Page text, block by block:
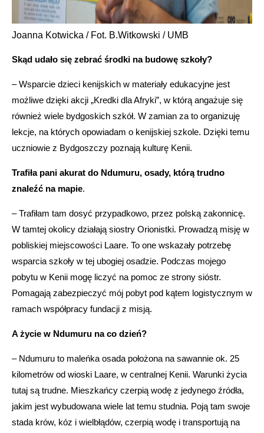
Joanna Kotwicka / Fot. B.Witkowski / UMB
Skąd udało się zebrać środki na budowę szkoły?
– Wsparcie dzieci kenijskich w materiały edukacyjne jest
możliwe dzięki akcji „Kredki dla Afryki”, w którą angażuje się
również wiele bydgoskich szkół. W zamian za to organizuję
lekcje, na których opowiadam o kenijskiej szkole. Dzięki temu
uczniowie z Bydgoszczy poznają kulturę Kenii.
Trafiła pani akurat do Ndumuru, osady, którą trudno
znaleźć na mapie.
– Trafiłam tam dosyć przypadkowo, przez polską zakonnicę.
W tamtej okolicy działają siostry Orionistki. Prowadzą misję w
pobliskiej miejscowości Laare. To one wskazały potrzebę
wsparcia szkoły w tej ubogiej osadzie. Podczas mojego
pobytu w Kenii mogę liczyć na pomoc ze strony sióstr.
Pomagają zabezpieczyć mój pobyt pod kątem logistycznym w
ramach współpracy fundacji z misją.
A życie w Ndumuru na co dzień?
– Ndumuru to maleńka osada położona na sawannie ok. 25
kilometrów od wioski Laare, w centralnej Kenii. Warunki życia
tutaj są trudne. Mieszkańcy czerpią wodę z jedynego źródła,
jakim jest wybudowana wiele lat temu studnia. Poją tam swoje
stada krów, kóz i wielbłądów, czerpią wodę i transportują na